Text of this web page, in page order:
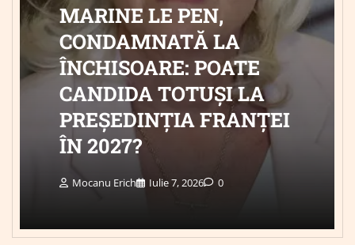
MARINE LE PEN,
CONDAMNATĂ LA
ÎNCHISOARE: POATE
CANDIDA TOTUȘI LA
PREȘEDINȚIA FRANȚEI
ÎN 2027?
Mocanu Erich Iulie 7, 2026 0